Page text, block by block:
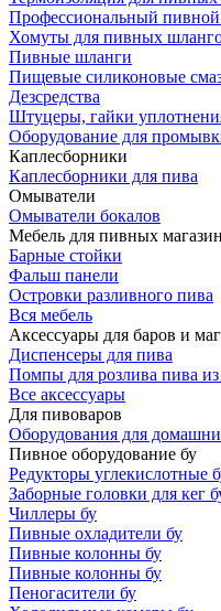
Профессиональный
Хомуты для пивных
Пивные шланги
Пищевые силиконовые
Дезсредства
Штуцеры, гайки
Оборудование для
Каплесборники
Каплесборники для пива
Омыватели
Омыватели бокалов
Мебель для пивных
Барные стойки
Фальш панели
Островки разливного пива
Вся мебель
Аксессуары для баров и
Диспенсеры для пива
Помпы для розлива пива из
Все аксессуары
Для пивоваров
Оборудования для
Пивное оборудование бу
Редукторы углекислотные
Заборные головки для кег
Чиллеры бу
Пивные охладители бу
Пивные колонны бу
Пивные колонны бу
Пеногасители бу